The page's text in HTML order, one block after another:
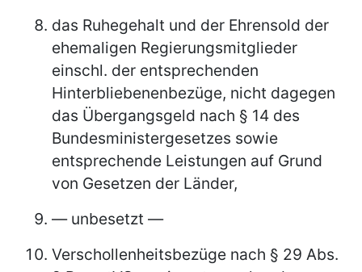
das Ruhegehalt und der Ehrensold der
ehemaligen Regierungsmitglieder
einschl. der entsprechenden
Hinterbliebenenbezüge, nicht dagegen
das Übergangsgeld nach § 14 des
Bundesministergesetzes sowie
entsprechende Leistungen auf Grund
von Gesetzen der Länder,
— unbesetzt —
Verschollenheitsbezüge nach § 29 Abs.